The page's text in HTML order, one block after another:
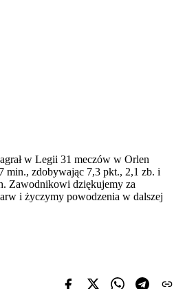
w Legii 31 meczów w Orlen
min., zdobywając 7,3 pkt., 2,1 zb. i
Zawodnikowi dziękujemy za
i życzymy powodzenia w dalszej